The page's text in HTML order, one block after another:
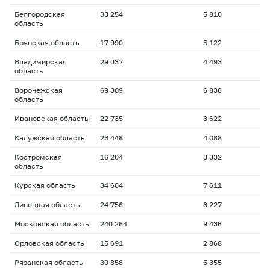
Белгородская
область
33 254 5 810
Брянская область 17 990 5 122
Владимирская
область
29 037 4 493
Воронежская
область
69 309 6 836
Ивановская область 22 735 3 622
Калужская область 23 448 4 088
Костромская
область
16 204 3 332
Курская область 34 604 7 611
Липецкая область 24 756 3 227
Московская область 240 264 9 436
Орловская область 15 691 2 868
Рязанская область 30 858 5 355